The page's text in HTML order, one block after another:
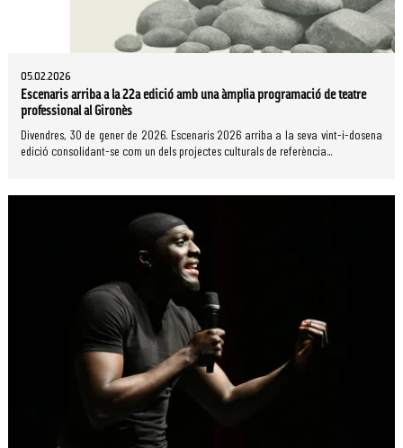
05.02.2026
Escenaris arriba a la 22a edició amb una àmplia programació de teatre
professional al Gironès
Divendres, 30 de gener de 2026. Escenaris 2026 arriba a la seva vint-i-dosena
edició consolidant-se com un dels projectes culturals de referència...